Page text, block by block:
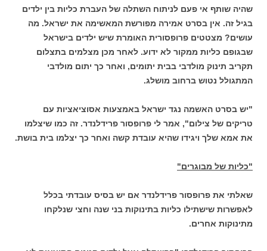
שהיה שותף אי פעם לניתוח השתלה של העברת כליות בין ילדים
בגיל זה. אין בסרט אמירה מפורשת המאשימה את ישראל. מה
עושים? מצטטים פרופסורית האומרת שיש ילדים בישראל
שבגופם כליות ממקור לא ידוע. לאחר מכן מצלמים בתצלום
תקריב תינוק מולדבי בבית יתומים, ואחר כך יתום מולדבי
המתגולל נטוש ברחוב מושלג.
"יש בסרט האשמה נגד ישראל באמצעות אסוציאציות עם
טריקים של צילום", אמר לי פרופסור פרידלנדר. זה כמו שיצלמו
את אמא שלך ויגידו שהיא עובדת קשה ואחר כך יצלמו בית בושת.
"כליות של מבוגרים"
שאלתי את פרופסור פרידלנדר אם יש בסיס עובדתי בכלל
לאפשרות שישתילו כליות בתינוקות בני שנה וחצי שנלקחו
מתינוקות אחרים.